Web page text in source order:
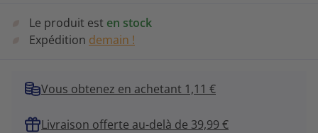
Le produit est en stock
Expédition demain !
Vous obtenez en achetant 1,11 €
Livraison offerte au-delà de 39,99 €